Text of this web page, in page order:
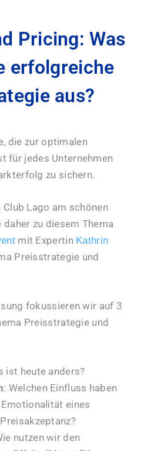
Pricing: Was
erfolgreiche
aus?
die zur optimalen
für jedes Unternehmen
zu sichern.
Lago am schönen
zu diesem Thema
mit Expertin Kathrin
Preisstrategie und
fokussieren wir auf 3
Preisstrategie und
ist heute anders?
: Welchen Einfluss haben
eines
nutzen wir den